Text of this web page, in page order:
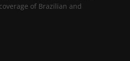
of Brazilian and